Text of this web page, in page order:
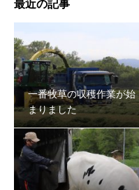
３年ぶりの…JA野球大
最近の記事
一番牧草の収穫作業が始
まりました